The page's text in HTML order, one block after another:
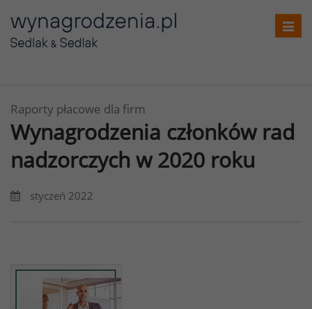
Raporty płacowe dla firm
Wynagrodzenia członków rad
nadzorczych w 2020 roku
styczeń 2022